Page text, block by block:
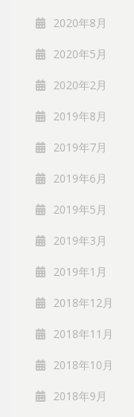
2020年8月
2020年5月
2020年2月
2019年8月
2019年7月
2019年6月
2019年5月
2019年3月
2019年1月
2018年12月
2018年11月
2018年10月
2018年9月